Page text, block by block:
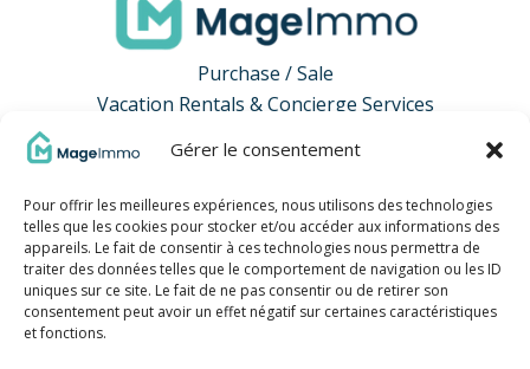
Gérer le consentement
Pour offrir les meilleures expériences, nous utilisons des technologies
telles que les cookies pour stocker et/ou accéder aux informations des
appareils. Le fait de consentir à ces technologies nous permettra de
traiter des données telles que le comportement de navigation ou les ID
uniques sur ce site. Le fait de ne pas consentir ou de retirer son
consentement peut avoir un effet négatif sur certaines caractéristiques
et fonctions.
Purchase / Sale
Vacation Rentals & Concierge Services
Contact us!